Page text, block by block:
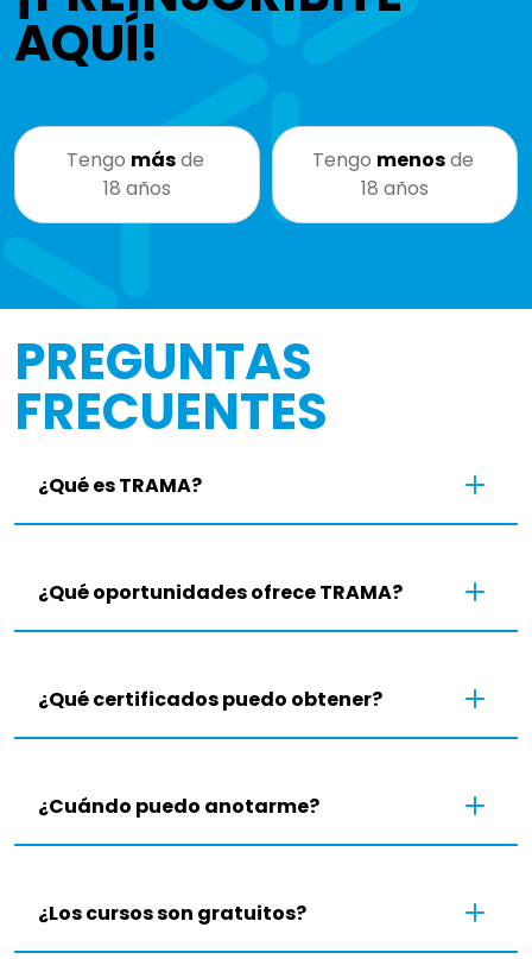
AQUÍ!
Tengo másde
18 años
Tengo menosde
18 años
PREGUNTAS
FRECUENTES
¿Qué es TRAMA?
¿Qué oportunidades ofrece TRAMA?
¿Qué certificados puedo obtener?
¿Cuándo puedo anotarme?
¿Los cursos son gratuitos?